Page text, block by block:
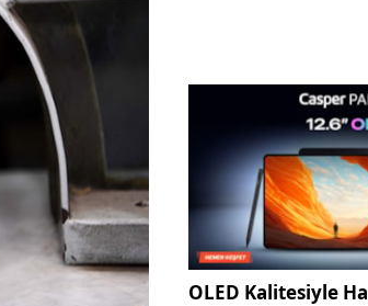
girişi,
TCMB
etti.
OLED Kalitesiyle